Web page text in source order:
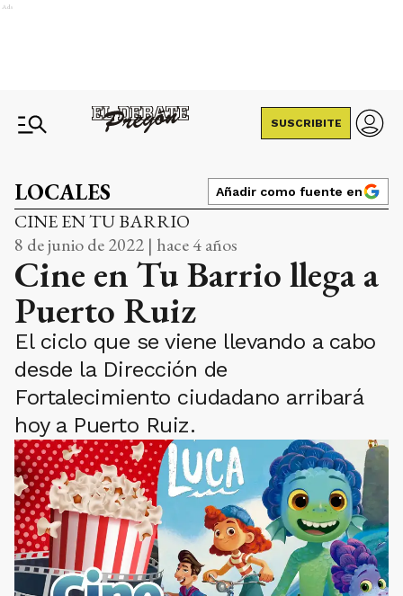
Ads
SUSCRIBITE
LOCALES Añadir como fuente en
CINE EN TU BARRIO
8 de junio de 2022 | hace 4 años
Cine en Tu Barrio llega a
Puerto Ruiz
El ciclo que se viene llevando a cabo
desde la Dirección de
Fortalecimiento ciudadano arribará
hoy a Puerto Ruiz.